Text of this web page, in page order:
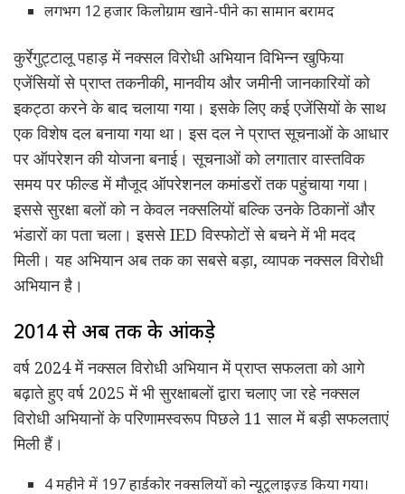
लगभग 12 हजार किलोग्राम खाने-पीने का सामान बरामद
कुर्रेगुट्टालू पहाड़ में नक्सल विरोधी अभियान विभिन्न खुफिया
एजेंसियों से प्राप्त तकनीकी, मानवीय और जमीनी जानकारियों को
इकट्ठा करने के बाद चलाया गया। इसके लिए कई एजेंसियों के साथ
एक विशेष दल बनाया गया था। इस दल ने प्राप्त सूचनाओं के आधार
पर ऑपरेशन की योजना बनाई। सूचनाओं को लगातार वास्तविक
समय पर फील्ड में मौजूद ऑपरेशनल कमांडरों तक पहुंचाया गया।
इससे सुरक्षा बलों को न केवल नक्सलियों बल्कि उनके ठिकानों और
भंडारों का पता चला। इससे IED विस्फोटों से बचने में भी मदद
मिली। यह अभियान अब तक का सबसे बड़ा, व्यापक नक्सल विरोधी
अभियान है।
2014 से अब तक के आंकड़े
वर्ष 2024 में नक्सल विरोधी अभियान में प्राप्त सफलता को आगे
बढ़ाते हुए वर्ष 2025 में भी सुरक्षाबलों द्वारा चलाए जा रहे नक्सल
विरोधी अभियानों के परिणामस्वरूप पिछले 11 साल में बड़ी सफलताएं
मिली हैं।
4 महीने में 197 हार्डकोर नक्सलियों को न्यूट्रलाइज़्ड किया गया।